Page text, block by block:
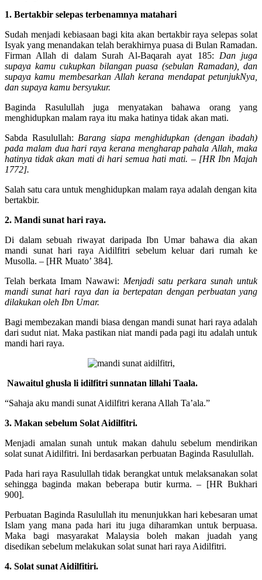
1. Bertakbir selepas terbenamnya matahari
Sudah menjadi kebiasaan bagi kita akan bertakbir raya selepas solat
Isyak yang menandakan telah berakhirnya puasa di Bulan Ramadan.
Firman Allah di dalam Surah Al-Baqarah ayat 185: Dan juga
supaya kamu cukupkan bilangan puasa (sebulan Ramadan), dan
supaya kamu membesarkan Allah kerana mendapat petunjukNya,
dan supaya kamu bersyukur.
Baginda Rasulullah juga menyatakan bahawa orang yang
menghidupkan malam raya itu maka hatinya tidak akan mati.
Sabda Rasulullah: Barang siapa menghidupkan (dengan ibadah)
pada malam dua hari raya kerana mengharap pahala Allah, maka
hatinya tidak akan mati di hari semua hati mati. – [HR Ibn Majah
1772].
Salah satu cara untuk menghidupkan malam raya adalah dengan kita
bertakbir.
2. Mandi sunat hari raya.
Di dalam sebuah riwayat daripada Ibn Umar bahawa dia akan
mandi sunat hari raya Aidilfitri sebelum keluar dari rumah ke
Musolla. – [HR Muato’ 384].
Telah berkata Imam Nawawi: Menjadi satu perkara sunah untuk
mandi sunat hari raya dan ia bertepatan dengan perbuatan yang
dilakukan oleh Ibn Umar.
Bagi membezakan mandi biasa dengan mandi sunat hari raya adalah
dari sudut niat. Maka pastikan niat mandi pada pagi itu adalah untuk
mandi hari raya.
Nawaitul ghusla li idilfitri sunnatan lillahi Taala.
“Sahaja aku mandi sunat Aidilfitri kerana Allah Ta’ala.”
3. Makan sebelum Solat Aidilfitri.
Menjadi amalan sunah untuk makan dahulu sebelum mendirikan
solat sunat Aidilfitri. Ini berdasarkan perbuatan Baginda Rasulullah.
Pada hari raya Rasulullah tidak berangkat untuk melaksanakan solat
sehingga baginda makan beberapa butir kurma. – [HR Bukhari
900].
Perbuatan Baginda Rasulullah itu menunjukkan hari kebesaran umat
Islam yang mana pada hari itu juga diharamkan untuk berpuasa.
Maka bagi masyarakat Malaysia boleh makan juadah yang
disedikan sebelum melakukan solat sunat hari raya Aidilfitri.
4. Solat sunat Aidilfitiri.